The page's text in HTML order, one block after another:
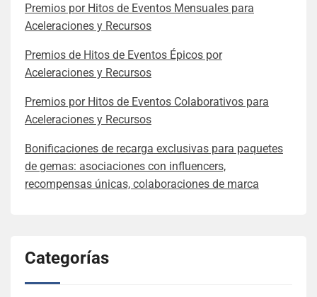
Premios por Hitos de Eventos Mensuales para
Aceleraciones y Recursos
Premios de Hitos de Eventos Épicos por
Aceleraciones y Recursos
Premios por Hitos de Eventos Colaborativos para
Aceleraciones y Recursos
Bonificaciones de recarga exclusivas para paquetes
de gemas: asociaciones con influencers,
recompensas únicas, colaboraciones de marca
Categorías